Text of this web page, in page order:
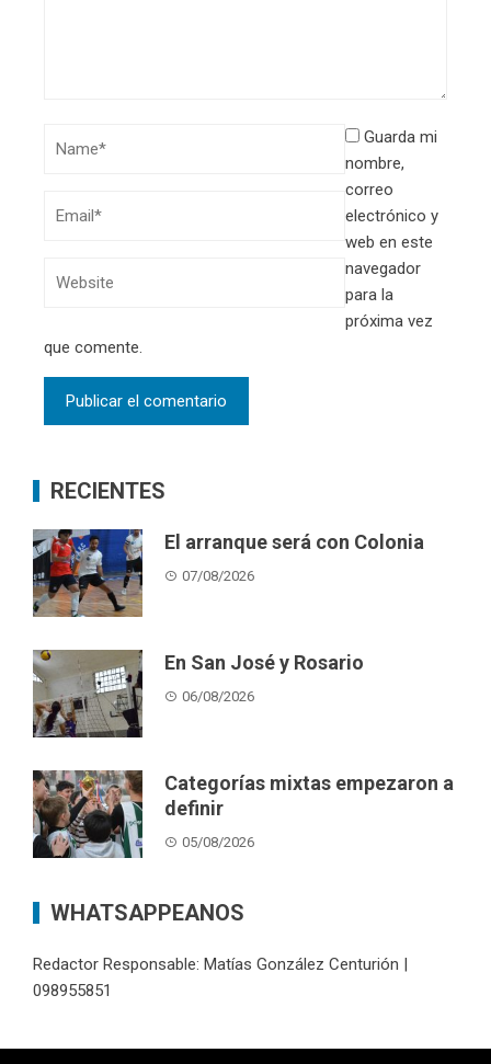
Guarda mi
nombre,
correo
electrónico y
web en este
navegador
para la
próxima vez
que comente.
RECIENTES
El arranque será con Colonia
07/08/2026
En San José y Rosario
06/08/2026
Categorías mixtas empezaron a
definir
05/08/2026
WHATSAPPEANOS
Redactor Responsable: Matías González Centurión |
098955851